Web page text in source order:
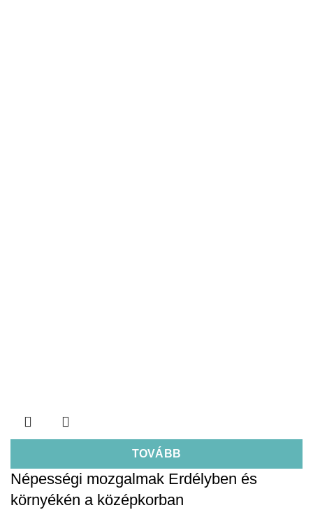
TOVÁBB
Népességi mozgalmak Erdélyben és
környékén a középkorban